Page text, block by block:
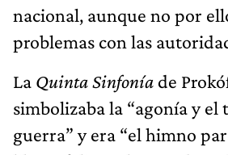
nacional, aunque no por
problemas con las
La Quinta Sinfonía de
simbolizaba la “agonía y
guerra” y era “el himno